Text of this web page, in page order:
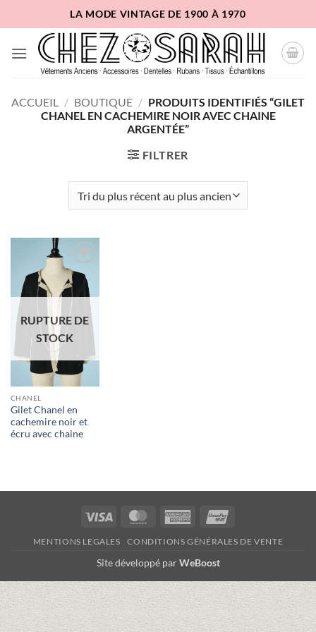
au
contenu
LA MODE VINTAGE DE 1900 À 1970
ACCUEIL / BOUTIQUE / PRODUITS IDENTIFIÉS “GILET
CHANEL EN CACHEMIRE NOIR AVEC CHAINE
ARGENTÉE”
FILTRER
Ajouter
à la liste
d'envies
RUPTURE DE
STOCK
CHANEL
Gilet Chanel en
cachemire noir et
écru avec chaine
Visa MasterCardAmerican
MENTIONS LEGALES CONDITIONS GÉNÉRALES DE VENTE
Site développé parWeBoost